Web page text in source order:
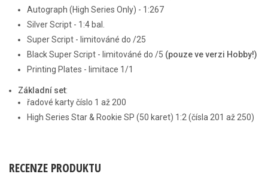
Autograph (High Series Only) - 1:267
Silver Script - 1:4 bal.
Super Script - limitováné do /25
Black Super Script - limitováné do /5 (pouze ve verzi Hobby!)
Printing Plates - limitace 1/1
Základní set:
řadové karty číslo 1 až 200
High Series Star & Rookie SP (50 karet) 1:2 (čísla 201 až 250)
RECENZE PRODUKTU